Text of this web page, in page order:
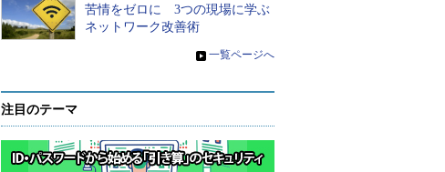
苦情をゼロに 3つの現場に学ぶ
ネットワーク改善術
» 一覧ページへ
注目のテーマ